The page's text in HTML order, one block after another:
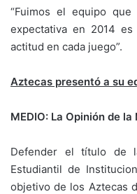
“Fuimos el equipo
expectativa en 2014
actitud en cada juego”.
Aztecas presentó a su
MEDIO: La Opinión de la
Defender el título de
Estudiantil de
objetivo de los Aztecas